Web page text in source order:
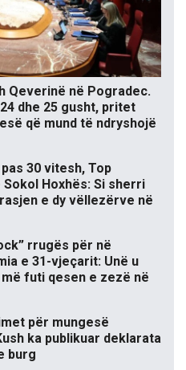
Qeverinë në Pogradec.
dhe 25 gusht, pritet
që mund të ndryshojë
30 vitesh, Top
Hoxhës: Si sherri
e dy vëllezërve në
rrugës për në
e 31-vjeçarit: Unë u
futi qesen e zezë në
për mungesë
ka publikuar deklarata
burg